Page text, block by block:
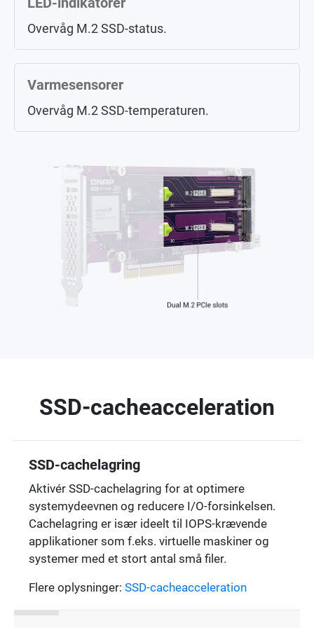
Overvåg M.2 SSD-status.
Varmesensorer
Overvåg M.2 SSD-temperaturen.
SSD-cacheacceleration
SSD-cachelagring
Aktivér SSD-cachelagring for at optimere
systemydeevnen og reducere I/O-forsinkelsen.
Cachelagring er især ideelt til IOPS-krævende
applikationer som f.eks. virtuelle maskiner og
systemer med et stort antal små filer.
Flere oplysninger:SSD-cacheacceleration